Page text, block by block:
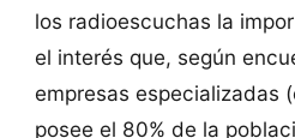
los radioescuchas la
el interés que, según
empresas especializadas
posee el 80% de la